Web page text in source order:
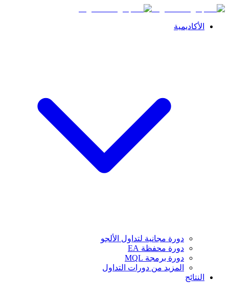
الأكاديمية
دورة مجانية لتداول الألجو
دورة محفظة EA
دورة برمجة MQL
المزيد من دورات التداول
النتائج